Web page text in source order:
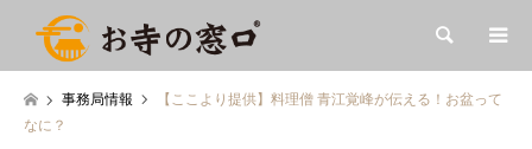
検索
事務局情報
【ここより提供】料理僧 青江覚峰が伝える！お盆って
なに？